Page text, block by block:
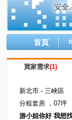
安全
首頁
買家需求(1)
新北市 - 三峽區
分租套房 ，07坪
游小姐你好 我想